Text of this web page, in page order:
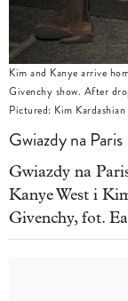
Kim and Kanye arrive
Givenchy show. After
Pictured: Kim Kardashian
Gwiazdy na
Gwiazdy na
Kanye West i
Givenchy, fot.